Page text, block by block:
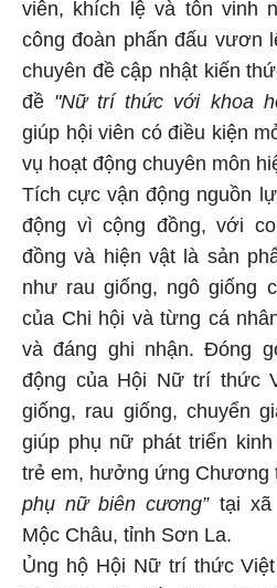
viên, khích lệ và tôn vinh
công đoàn phấn đấu vươn
chuyên đề cập nhật kiến
đề "Nữ trí thức với khoa
giúp hội viên có điều kiện
vụ hoạt động chuyên môn
Tích cực vận động nguồn
động vì cộng đồng, với
đồng và hiện vật là sản
như rau giống, ngô giống
của Chi hội và từng cá
và đáng ghi nhận. Đóng
động của Hội Nữ trí thức
giống, rau giống, chuyển
giúp phụ nữ phát triển
trẻ em, hưởng ứng Chương
phụ nữ biên cương” tại xã
Mộc Châu, tỉnh Sơn La.
Ủng hộ Hội Nữ trí thức